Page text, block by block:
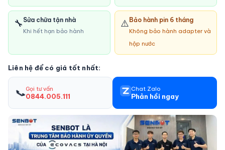
🔧 Sửa chữa tận nhà
Khi hết hạn bảo hành
⚠️ Bảo hành pin 6 tháng
Không bảo hành adapter và
hộp nước
Liên hệ để có giá tốt nhất:
📞Gọi tư vấn
0844.005.111
Chat Zalo
Phản hồi ngay